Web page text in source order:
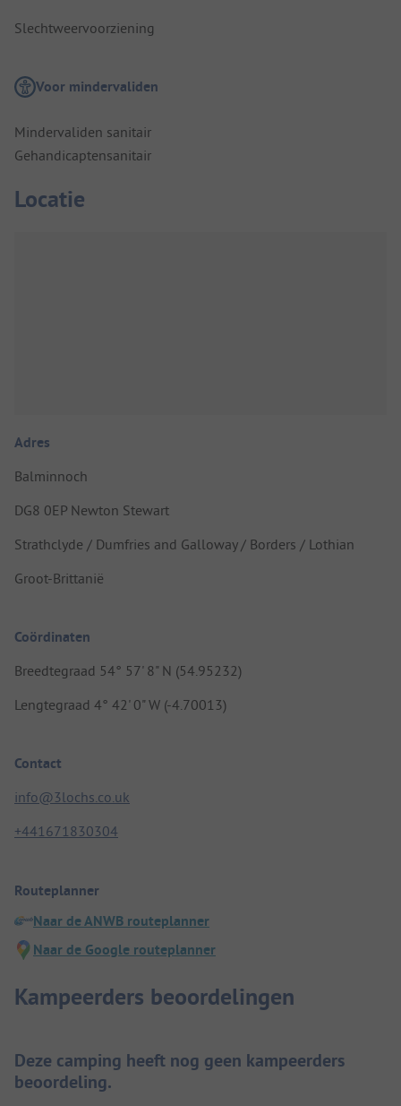
Slechtweervoorziening
Voor mindervaliden
Mindervaliden sanitair
Gehandicaptensanitair
Locatie
Adres
Balminnoch
DG8 0EP Newton Stewart
Strathclyde / Dumfries and Galloway / Borders / Lothian
Groot-Brittanië
Coördinaten
Breedtegraad 54° 57' 8" N (54.95232)
Lengtegraad 4° 42' 0" W (-4.70013)
Contact
info@3lochs.co.uk
+441671830304
Routeplanner
Naar de ANWB routeplanner
Naar de Google routeplanner
Kampeerders beoordelingen
Deze camping heeft nog geen kampeerders
beoordeling.